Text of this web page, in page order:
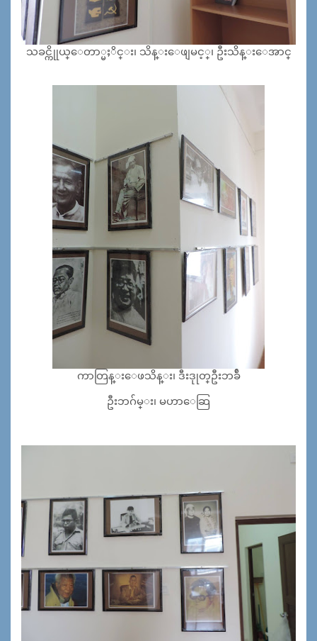
သခင္ကိုုယ္ေတာ္မႈိင္း၊ သိန္းေဖျမင့္၊ ဦးသိန္းေအာင္
ကာတြန္းေဖသိန္း၊ ဒီးဒုုတ္ဦးဘခ်ဴိ
ဦးဘဂ်မ္း၊ မဟာေဆြ